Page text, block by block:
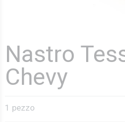
Nastro
Chevy
1 pezzo